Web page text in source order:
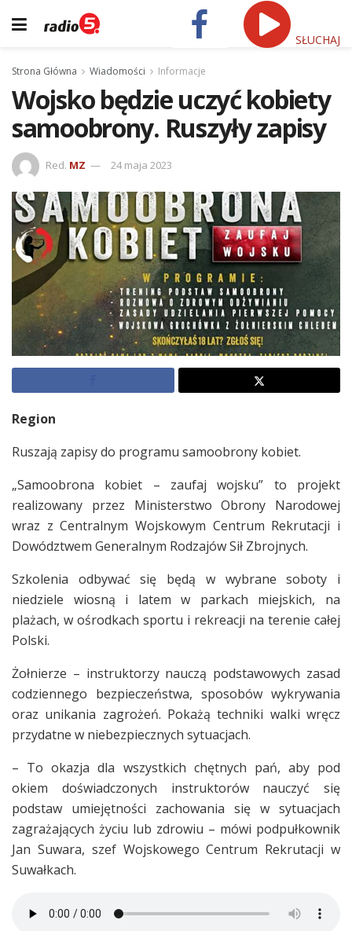
SŁUCHAJ
Strona Główna Wiadomości Informacje
Wojsko będzie uczyć kobiety
samoobrony. Ruszyły zapisy
Red. MZ 24 maja 2023
Region
Ruszają zapisy do programu samoobrony kobiet.
„Samoobrona kobiet – zaufaj wojsku” to projekt
realizowany przez Ministerstwo Obrony Narodowej
wraz z Centralnym Wojskowym Centrum Rekrutacji i
Dowództwem Generalnym Rodzajów Sił Zbrojnych.
Szkolenia odbywać się będą w wybrane soboty i
niedziele wiosną i latem w parkach miejskich, na
plażach, w ośrodkach sportu i rekreacji na terenie całej
Polski.
Żołnierze – instruktorzy nauczą podstawowych zasad
codziennego bezpieczeństwa, sposobów wykrywania
oraz unikania zagrożeń. Pokażą techniki walki wręcz
przydatne w niebezpiecznych sytuacjach.
– To okazja dla wszystkich chętnych pań, aby pod
okiem doświadczonych instruktorów nauczyć się
podstaw umiejętności zachowania się w sytuacjach
zagrażających życiu lub zdrowiu – mówi podpułkownik
Jan Suwara, szef Wojskowego Centrum Rekrutacji w
Suwałkach.